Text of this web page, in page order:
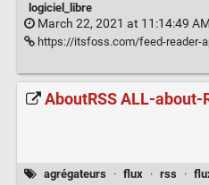
logiciel_libre
March 22, 2021 at 11:14:49 AM
https://itsfoss.com/feed-reader-
AboutRSS ALL-about-
agrégateurs · flux · rss ·